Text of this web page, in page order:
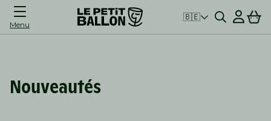
Menu
🇧🇪 Connexion
Panier
Nouveautés